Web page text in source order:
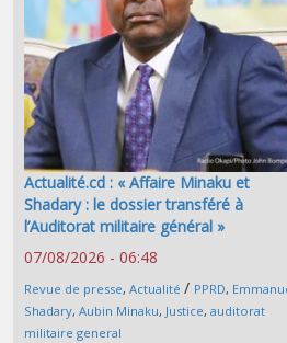
Actualité.cd : « Affaire Minaku et
Shadary : le dossier transféré à
l’Auditorat militaire général »
07/08/2026 - 06:48
Revue de presse, Actualité / PPRD,
Shadary, Aubin Minaku, Justice, auditorat
militaire general